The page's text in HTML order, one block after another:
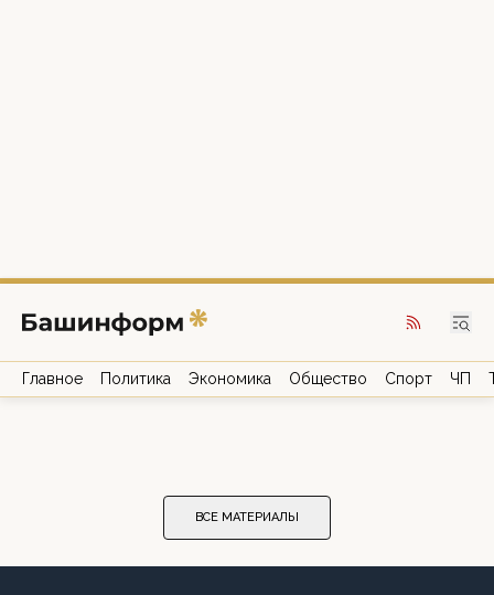
Главное Политика Экономика Общество Спорт ЧП
ВСЕ МАТЕРИАЛЫ